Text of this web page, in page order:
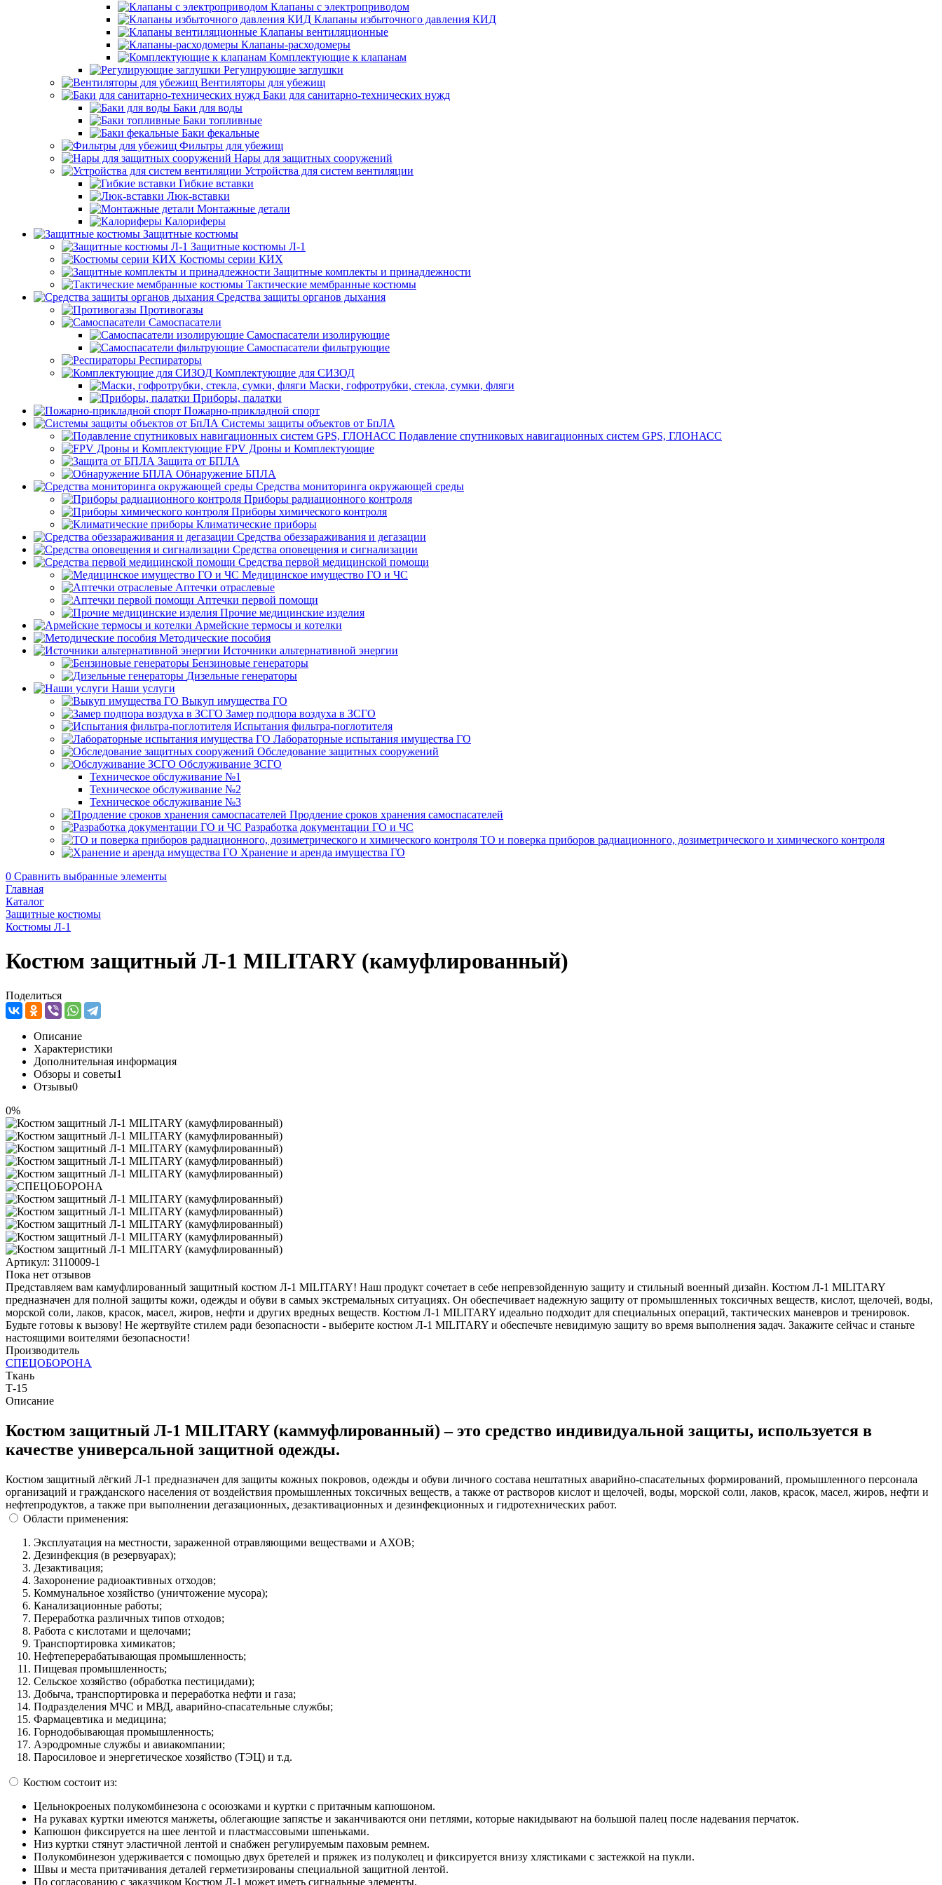
Клапаны с электроприводом
Клапаны избыточного давления КИД
Клапаны вентиляционные
Клапаны-расходомеры
Комплектующие к клапанам
Регулирующие заглушки
Вентиляторы для убежищ
Баки для санитарно-технических нужд
Баки для воды
Баки топливные
Баки фекальные
Фильтры для убежищ
Нары для защитных сооружений
Устройства для систем вентиляции
Гибкие вставки
Люк-вставки
Монтажные детали
Калориферы
Защитные костюмы
Защитные костюмы Л-1
Костюмы серии КИХ
Защитные комплекты и принадлежности
Тактические мембранные костюмы
Средства защиты органов дыхания
Противогазы
Самоспасатели
Самоспасатели изолирующие
Самоспасатели фильтрующие
Респираторы
Комплектующие для СИЗОД
Маски, гофротрубки, стекла, сумки, фляги
Приборы, палатки
Пожарно-прикладной спорт
Системы защиты объектов от БпЛА
Подавление спутниковых навигационных систем GPS, ГЛОНАСС
FPV Дроны и Комплектующие
Защита от БПЛА
Обнаружение БПЛА
Средства мониторинга окружающей среды
Приборы радиационного контроля
Приборы химического контроля
Климатические приборы
Средства обеззараживания и дегазации
Средства оповещения и сигнализации
Средства первой медицинской помощи
Медицинское имущество ГО и ЧС
Аптечки отраслевые
Аптечки первой помощи
Прочие медицинские изделия
Армейские термосы и котелки
Методические пособия
Источники альтернативной энергии
Бензиновые генераторы
Дизельные генераторы
Наши услуги
Выкуп имущества ГО
Замер подпора воздуха в ЗСГО
Испытания фильтра-поглотителя
Лабораторные испытания имущества ГО
Обследование защитных сооружений
Обслуживание ЗСГО
Техническое обслуживание №1
Техническое обслуживание №2
Техническое обслуживание №3
Продление сроков хранения самоспасателей
Разработка документации ГО и ЧС
ТО и поверка приборов радиационного, дозиметрического и химического контроля
Хранение и аренда имущества ГО
0 Сравнить выбранные элементы
Главная
Каталог
Защитные костюмы
Костюмы Л-1
Костюм защитный Л-1 MILITARY (камуфлированный)
Поделиться
Описание
Характеристики
Дополнительная информация
Обзоры и советы1
Отзывы0
0%
Артикул: 3110009-1
Пока нет отзывов
Представляем вам камуфлированный защитный костюм Л-1 MILITARY! Наш продукт сочетает в себе непревзойденную защиту и стильный военный дизайн. Костюм Л-1 MILITARY
предназначен для полной защиты кожи, одежды и обуви в самых экстремальных ситуациях. Он обеспечивает надежную защиту от промышленных токсичных веществ, кислот, щелочей, воды,
морской соли, лаков, красок, масел, жиров, нефти и других вредных веществ. Костюм Л-1 MILITARY идеально подходит для специальных операций, тактических маневров и тренировок.
Будьте готовы к вызову! Не жертвуйте стилем ради безопасности - выберите костюм Л-1 MILITARY и обеспечьте невидимую защиту во время выполнения задач. Закажите сейчас и станьте
настоящими воителями безопасности!
Производитель
СПЕЦОБОРОНА
Ткань
Т-15
Описание
Костюм защитный Л-1 MILITARY (каммуфлированный) – это средство индивидуальной защиты, используется в
качестве универсальной защитной одежды.
Костюм защитный лёгкий Л-1 предназначен для защиты кожных покровов, одежды и обуви личного состава нештатных аварийно-спасательных формирований, промышленного персонала
организаций и гражданского населения от воздействия промышленных токсичных веществ, а также от растворов кислот и щелочей, воды, морской соли, лаков, красок, масел, жиров, нефти и
нефтепродуктов, а также при выполнении дегазационных, дезактивационных и дезинфекционных и гидротехнических работ.
Области применения:
Эксплуатация на местности, зараженной отравляющими веществами и АХОВ;
Дезинфекция (в резервуарах);
Дезактивация;
Захоронение радиоактивных отходов;
Коммунальное хозяйство (уничтожение мусора);
Канализационные работы;
Переработка различных типов отходов;
Работа с кислотами и щелочами;
Транспортировка химикатов;
Нефтеперерабатывающая промышленность;
Пищевая промышленность;
Сельское хозяйство (обработка пестицидами);
Добыча, транспортировка и переработка нефти и газа;
Подразделения МЧС и МВД, аварийно-спасательные службы;
Фармацевтика и медицина;
Горнодобывающая промышленность;
Аэродромные службы и авиакомпании;
Паросиловое и энергетическое хозяйство (ТЭЦ) и т.д.
Костюм состоит из:
Цельнокроеных полукомбинезона с осоюзками и куртки с притачным капюшоном.
На рукавах куртки имеются манжеты, облегающие запястье и заканчиваются они петлями, которые накидывают на большой палец после надевания перчаток.
Капюшон фиксируется на шее лентой и пластмассовыми шпеньками.
Низ куртки стянут эластичной лентой и снабжен регулируемым паховым ремнем.
Полукомбинезон удерживается с помощью двух бретелей и пряжек из полуколец и фиксируется внизу хлястиками с застежкой на пукли.
Швы и места притачивания деталей герметизированы специальной защитной лентой.
По согласованию с заказчиком Костюм Л-1 может иметь сигнальные элементы.